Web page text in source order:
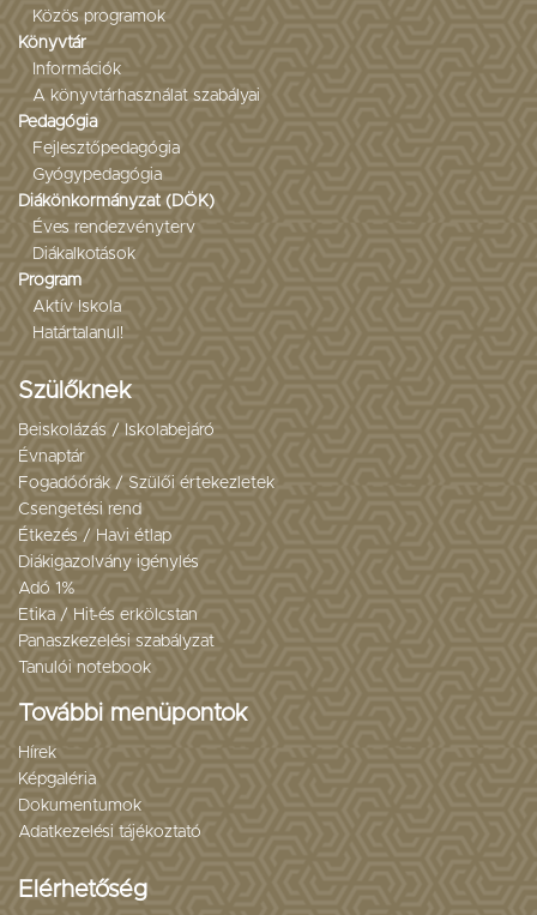
Közös programok
Könyvtár
Információk
A könyvtárhasználat szabályai
Pedagógia
Fejlesztőpedagógia
Gyógypedagógia
Diákönkormányzat (DÖK)
Éves rendezvényterv
Diákalkotások
Program
Aktív Iskola
Határtalanul!
Szülőknek
Beiskolázás / Iskolabejáró
Évnaptár
Fogadóórák / Szülői értekezletek
Csengetési rend
Étkezés / Havi étlap
Diákigazolvány igénylés
Adó 1%
Etika / Hit-és erkölcstan
Panaszkezelési szabályzat
Tanulói notebook
További menüpontok
Hírek
Képgaléria
Dokumentumok
Adatkezelési tájékoztató
Elérhetőség